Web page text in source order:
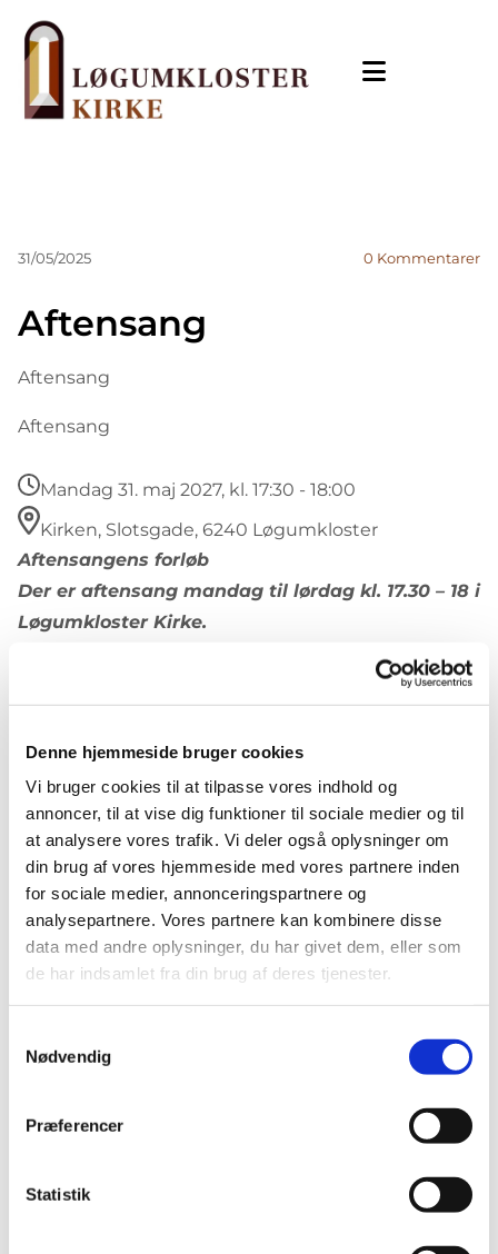
Denne hjemmeside bruger cookies
Vi bruger cookies til at tilpasse vores indhold og
annoncer, til at vise dig funktioner til sociale medier og til
at analysere vores trafik. Vi deler også oplysninger om
din brug af vores hjemmeside med vores partnere inden
for sociale medier, annonceringspartnere og
analysepartnere. Vores partnere kan kombinere disse
data med andre oplysninger, du har givet dem, eller som
de har indsamlet fra din brug af deres tjenester.
Nødvendig
Præferencer
Statistik
31/05/2025 0 Kommentarer
Aftensang
Aftensang
Aftensang
Mandag 31. maj 2027, kl. 17:30 - 18:00
Kirken, Slotsgade, 6240 Løgumkloster
Aftensangens forløb
Der er aftensang mandag til lørdag kl. 17.30 – 18 i
Løgumkloster Kirke.
Aftensangens forløb (med undtagelse af
1. salme
Læsning og bøn
2. salme
Velsignelse
Postludium